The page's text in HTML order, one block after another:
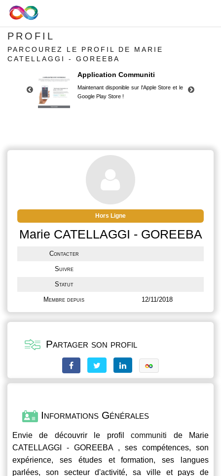
PROFIL
PARCOUREZ LE PROFIL DE MARIE
CATELLAGGI - GOREEBA
Application Communiti
Maintenant disponible sur l'Apple Store et le
Google Play Store !
Google Play Store !
Hors Ligne
Marie CATELLAGGI - GOREEBA
Contacter
Suivre
Statut
Membre depuis 12/11/2018
Partager son profil
Informations Générales
Envie de découvrir le profilcommuniti de Marie
CATELLAGGI - GOREEBA , ses compétences, son
expérience, ses études et formation, ses langues
parlées, son secteur d'activité, sa ville et pays de